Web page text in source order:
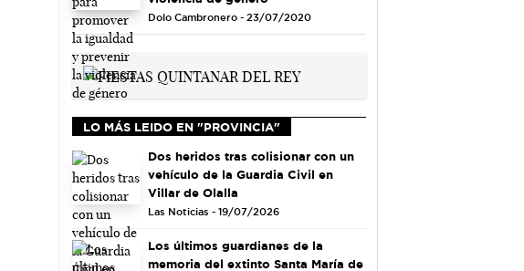
Dolo Cambronero - 23/07/2020
LO MÁS LEIDO EN "PROVINCIA"
Dos heridos tras colisionar con un
vehículo de la Guardia Civil en
Villar de Olalla
Las Noticias - 19/07/2026
Los últimos guardianes de la
memoria del extinto Santa María de